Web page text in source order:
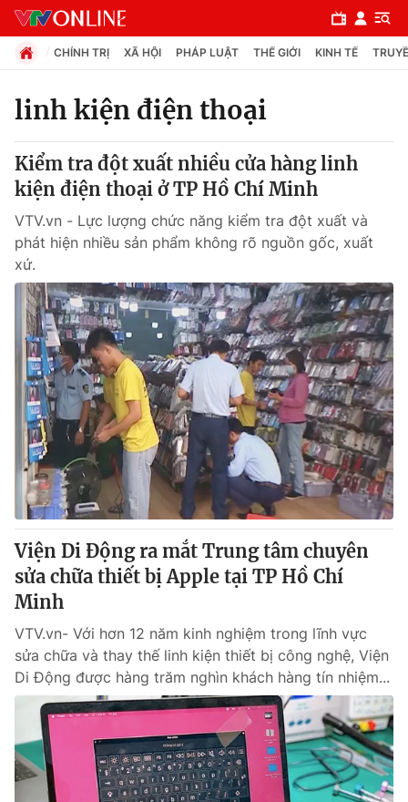
Chuyên mục
Chính trị
Xã hội
Pháp luật
Y tế
Thế giới
Tin tức
Thế giới đó đây
Câu chuyện quốc tế
Kinh tế
Tài chính
Thị trường
Góc doanh nghiệp
Dữ liệu và đời sống
Truyền hình
Phim VTV
Hậu trường
Nhân vật
Khán giả
Giải sao mai
Giải trí
Điện ảnh
Âm nhạc
Sao
Đời sống
Du lịch
Làm đẹp
Chất lượng cuộc sống
Giáo dục
Tuyển sinh
Học trực tuyến
Công nghệ
CHÍNH TRỊ XÃ HỘI PHÁP LUẬT THẾ GIỚI KINH TẾ
linh kiện điện thoại
Kiểm tra đột xuất nhiều cửa hàng linh
kiện điện thoại ở TP Hồ Chí Minh
VTV.vn - Lực lượng chức năng kiểm tra đột xuất và
phát hiện nhiều sản phẩm không rõ nguồn gốc, xuất
xứ.
Viện Di Động ra mắt Trung tâm chuyên
sửa chữa thiết bị Apple tại TP Hồ Chí
Minh
VTV.vn- Với hơn 12 năm kinh nghiệm trong lĩnh vực
sửa chữa và thay thế linh kiện thiết bị công nghệ, Viện
Di Động được hàng trăm nghìn khách hàng tín nhiệm...